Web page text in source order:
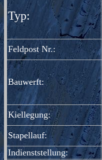
Typ:
Feldpost Nr.:
Bauwerft:
Kiellegung:
Stapellauf:
Indienststellung: